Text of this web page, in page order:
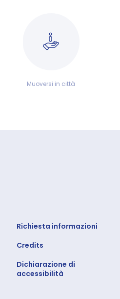
Muoversi in città
Richiesta informazioni
Credits
Dichiarazione di
accessibilità